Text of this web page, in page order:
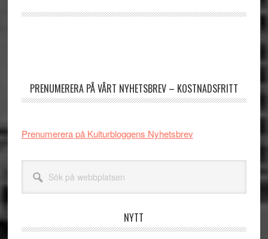
PRENUMERERA PÅ VÅRT NYHETSBREV – KOSTNADSFRITT
Prenumerera på Kulturbloggens Nyhetsbrev
webbplatsen
NYTT